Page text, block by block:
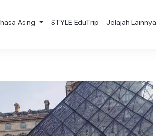
Asing STYLE EduTrip Jelajah Lainnya